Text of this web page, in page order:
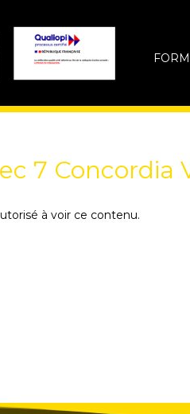
7 Concordia
à voir ce contenu.